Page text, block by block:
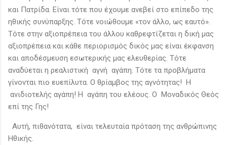
και Πατρίδα. Είναι τότε που έχουμε ανεβεί στο επίπεδο της
ηθικής συνύπαρξης. Τότε νοιώθουμε «τον άλλο, ως εαυτό».
Τότε στην αξιοπρέπεια του άλλου καθρεφτίζεται η δική μας
αξιοπρέπεια και κάθε περιορισμός δικός μας είναι έκφανση
και αποδέσμευση εσωτερικής μας ελευθερίας. Τότε
αναδύεται η ρεαλιστική αγνή αγάπη. Τότε τα προβλήματα
γίνονται πιο ευεπίλυτα. Ο θρίαμβος της αγνότητας! Η
ανιδιοτελής αγάπη! Η αγάπη του ελέους. Ο Μοναδικός Θεός
επί της Γης!
Αυτή, πιθανότατα, είναι τελευταία πρόταση της ανθρώπινης
Ηθικής.